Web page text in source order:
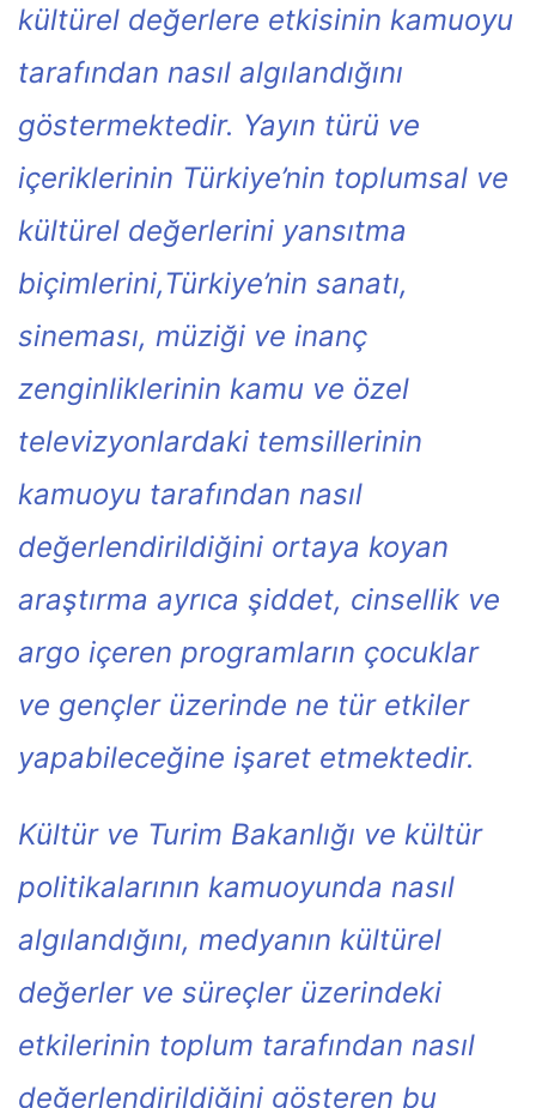
kültürel değerlere etkisinin kamuoyu
tarafından nasıl algılandığını
göstermektedir. Yayın türü ve
içeriklerinin Türkiye’nin toplumsal ve
kültürel değerlerini yansıtma
biçimlerini,Türkiye’nin sanatı,
sineması, müziği ve inanç
zenginliklerinin kamu ve özel
televizyonlardaki temsillerinin
kamuoyu tarafından nasıl
değerlendirildiğini ortaya koyan
araştırma ayrıca şiddet, cinsellik ve
argo içeren programların çocuklar
ve gençler üzerinde ne tür etkiler
yapabileceğine işaret etmektedir.
Kültür ve Turim Bakanlığı ve kültür
politikalarının kamuoyunda nasıl
algılandığını, medyanın kültürel
değerler ve süreçler üzerindeki
etkilerinin toplum tarafından nasıl
değerlendirildiğini gösteren bu